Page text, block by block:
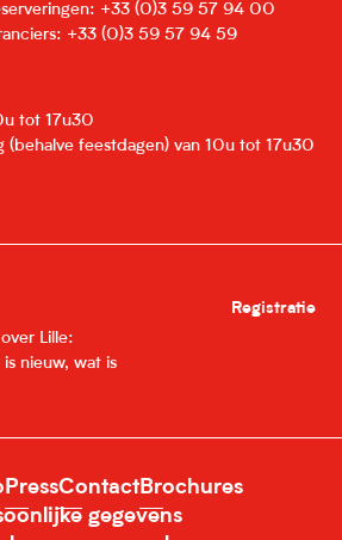
+33 (0)3 59 57 94 00
+33 (0)3 59 57 94 59
tot 17u30
(behalve feestdagen) van 10u tot 17u30
Lille:
nieuw, wat is
Registratie
PressContactBrochures
gegevens